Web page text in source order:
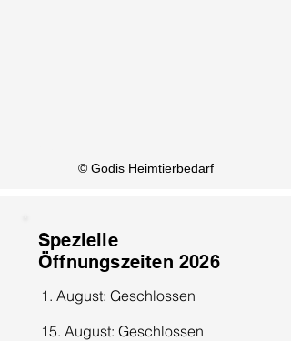
© Godis Heimtierbedarf
Spezielle
Öffnungszeiten 2026
1. August: Geschlossen
15. August: Geschlossen